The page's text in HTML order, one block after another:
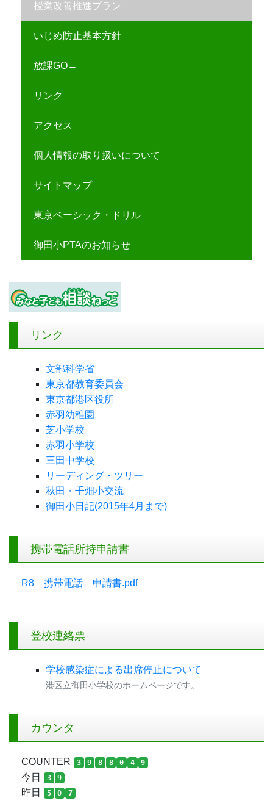
授業改善推進プラン
いじめ防止基本方針
放課GO→
リンク
アクセス
個人情報の取り扱いについて
サイトマップ
東京ベーシック・ドリル
御田小PTAのお知らせ
リンク
文部科学省
東京都教育委員会
東京都港区役所
赤羽幼稚園
芝小学校
赤羽小学校
三田中学校
リーディング・ツリー
秋田・千畑小交流
御田小日記(2015年4月まで)
携帯電話所持申請書
R8 携帯電話 申請書.pdf
登校連絡票
学校感染症による出席停止について
港区立御田小学校のホームページです。
カウンタ
COUNTER 3 9 8 8 0 4 9
今日 3 9
昨日 5 0 7